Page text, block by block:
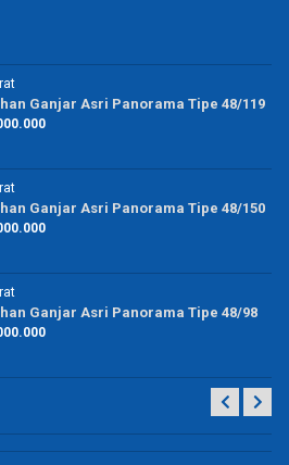
Ganjar Asri Panorama Tipe 48/119
Ganjar Asri Panorama Tipe 48/150
Ganjar Asri Panorama Tipe 48/98